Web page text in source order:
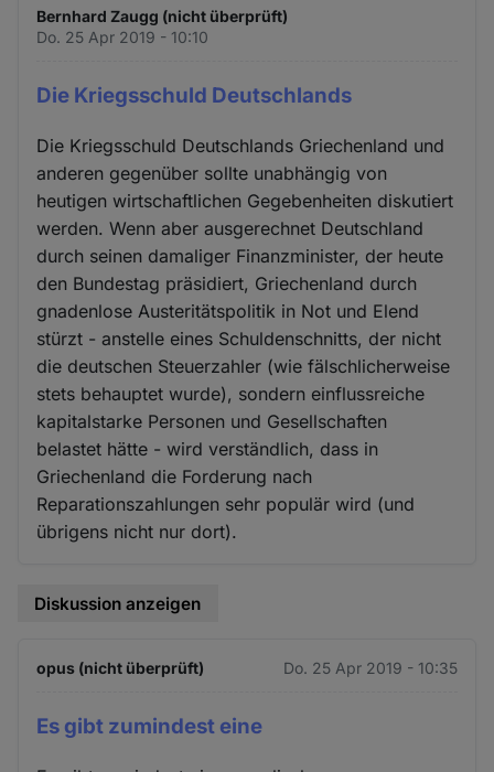
Bernhard Zaugg (nicht überprüft)
Do. 25 Apr 2019 - 10:10
Die Kriegsschuld Deutschlands
Die Kriegsschuld Deutschlands Griechenland und
anderen gegenüber sollte unabhängig von
heutigen wirtschaftlichen Gegebenheiten diskutiert
werden. Wenn aber ausgerechnet Deutschland
durch seinen damaliger Finanzminister, der heute
den Bundestag präsidiert, Griechenland durch
gnadenlose Austeritätspolitik in Not und Elend
stürzt - anstelle eines Schuldenschnitts, der nicht
die deutschen Steuerzahler (wie fälschlicherweise
stets behauptet wurde), sondern einflussreiche
kapitalstarke Personen und Gesellschaften
belastet hätte - wird verständlich, dass in
Griechenland die Forderung nach
Reparationszahlungen sehr populär wird (und
übrigens nicht nur dort).
Diskussion anzeigen
opus (nicht überprüft) Do. 25 Apr 2019 - 10:35
Es gibt zumindest eine